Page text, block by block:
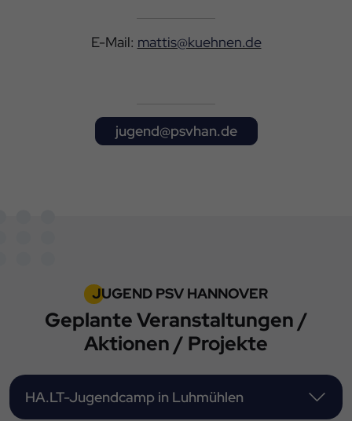
E-Mail: mattis@kuehnen.de
jugend@psvhan.de
JUGEND PSV HANNOVER
Geplante Veranstaltungen /
Aktionen / Projekte
HA.LT-Jugendcamp in Luhmühlen